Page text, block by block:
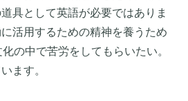
具として英語が必要ではありま
活用するための精神を養うため
の中で苦労をしてもらいたい。
ます。